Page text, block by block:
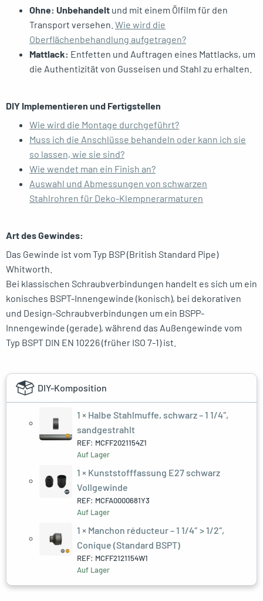
Ohne: Unbehandelt und mit einem Ölfilm für den
Transport versehen. Wie wird die
Oberflächenbehandlung aufgetragen?
Mattlack: Entfetten und Auftragen eines Mattlacks, um
die Authentizität von Gusseisen und Stahl zu erhalten.
DIY Implementieren und Fertigstellen
Wie wird die Montage durchgeführt?
Muss ich die Anschlüsse behandeln oder kann ich sie
so lassen, wie sie sind?
Wie wendet man ein Finish an?
Auswahl und Abmessungen von schwarzen
Stahlrohren für Deko-Klempnerarmaturen
Art des Gewindes:
Das Gewinde ist vom Typ BSP (British Standard Pipe)
Whitworth.
Bei klassischen Schraubverbindungen handelt es sich um ein
konisches BSPT-Innengewinde (konisch), bei dekorativen
und Design-Schraubverbindungen um ein BSPP-
Innengewinde (gerade), während das Außengewinde vom
Typ BSPT DIN EN 10226 (früher ISO 7-1) ist.
DIY-Komposition
1 × Halbe Stahlmuffe, schwarz – 1 1/4″,
sandgestrahlt
REF: MCFF2021154Z1
Auf Lager
1 × Kunststofffassung E27 schwarz
Vollgewinde
REF: MCFA0000681Y3
Auf Lager
1 × Manchon réducteur – 1 1/4″ > 1/2″,
Conique (Standard BSPT)
REF: MCFF2121154W1
Auf Lager